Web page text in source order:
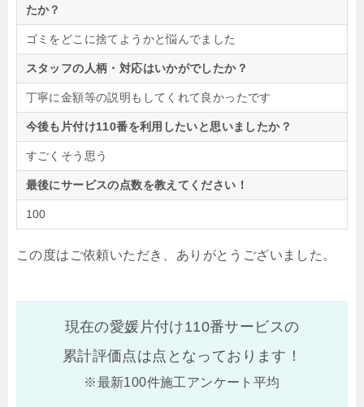
たか？
ゴミをどこに捨てようかと悩んでました
スタッフの人柄・対応はいかがでしたか？
丁寧に金額等の説明もしてくれて良かったです
今後も片付け110番を利用したいと思いましたか？
すごくそう思う
最後にサービスの点数を教えてください！
100
この度はご依頼いただき、ありがとうございました。
現在の愛媛片付け110番サービスの
累計評価点は点となっております！
※最新100件施工アンケート平均